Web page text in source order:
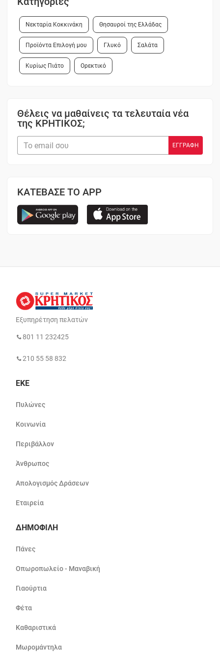
Νεκταρία Κοκκινάκη Θησαυροί της Ελλάδας
Προϊόντα Επιλογή μου Γλυκό Σαλάτα
Κυρίως Πιάτο Ορεκτικό
Θέλεις να μαθαίνεις τα τελευταία νέα
της ΚΡΗΤΙΚΟΣ;
ΚΑΤΕΒΑΣΕ ΤΟ APP
Εξυπηρέτηση πελατών
801 11 232425
210 55 58 832
ΕΚΕ
Πυλώνες
Κοινωνία
Περιβάλλον
Άνθρωπος
Απολογισμός Δράσεων
Εταιρεία
ΔΗΜΟΦΙΛΗ
Πάνες
Οπωροπωλείο - Μαναβική
Γιαούρτια
Φέτα
Καθαριστικά
Μωρομάντηλα